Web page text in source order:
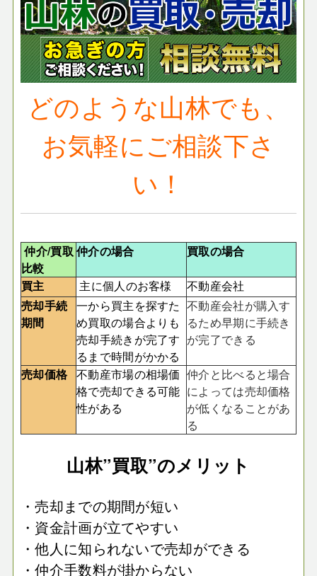
どのような山林でも、
お気軽にご相談下さ
い！
仲介/買取
比較
仲介の場合 買取の場合
買主 主に個人のお客様
不動産会社
売却手続
期間
一から買主を探すた
め買取の場合よりも
売却手続きが完了す
るまで時間がかかる
不動産会社が購入す
るため早期に手続き
が完了できる
売却価格 不動産市場の相場価
格で売却できる可能
性がある
仲介と比べると場合
によっては売却価格
が低くなることがあ
る
山林”買取”のメリット
・売却までの期間が短い
・資金計画が立てやすい
・他人に知られないで売却ができる
・仲介手数料が掛からない